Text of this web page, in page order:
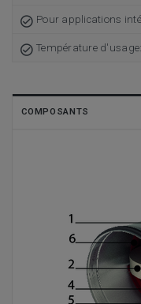
Pour applications
Température
COMPOSANTS